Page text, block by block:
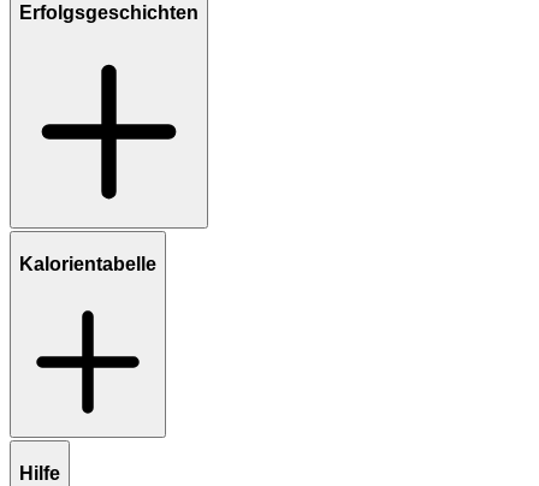
Erfolgsgeschichten
Kalorientabelle
Hilfe